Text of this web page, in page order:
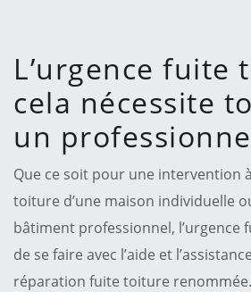
L’urgence fuite
cela nécessite
un
Que ce soit pour une intervention
toiture d’une maison individuelle
bâtiment professionnel, l’urgence
de se faire avec l’aide et
réparation fuite toiture